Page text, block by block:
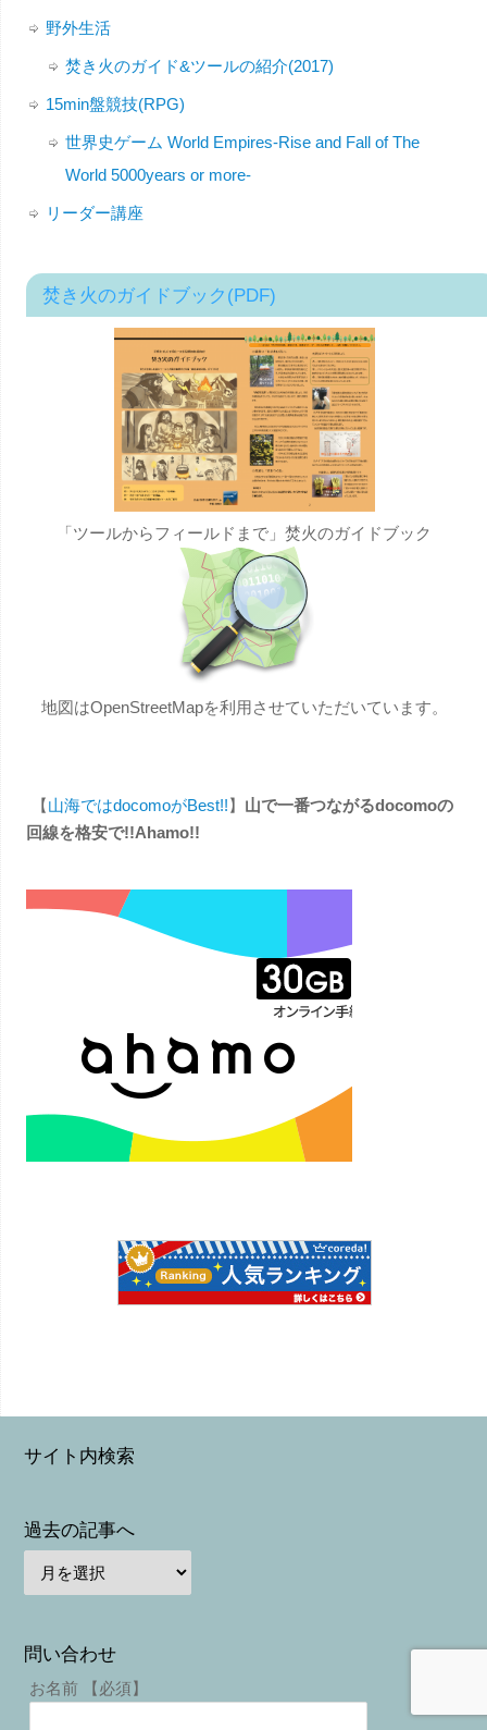
野外生活
焚き火のガイド&ツールの紹介(2017)
15min盤競技(RPG)
世界史ゲーム World Empires-Rise and Fall of The
World 5000years or more-
リーダー講座
焚き火のガイドブック(PDF)
「ツールからフィールドまで」焚火のガイドブック
地図はOpenStreetMapを利用させていただいています。
【 山海ではdocomoがBest!! 】 山で一番つながるdocomoの
回線を格安で!!Ahamo!!
サイト内検索
過去の記事へ
問い合わせ
お名前 【必須】